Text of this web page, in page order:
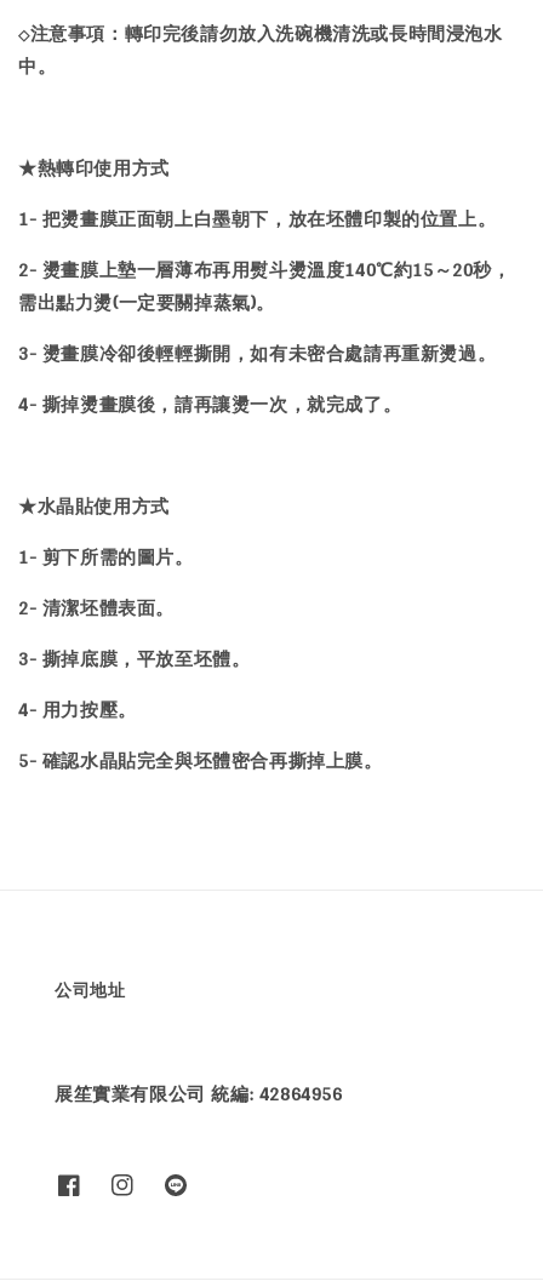
◇注意事項：轉印完後請勿放入洗碗機清洗或長時間浸泡水
中。
★熱轉印使用方式
1- 把燙畫膜正面朝上白墨朝下，放在坯體印製的位置上。
2- 燙畫膜上墊一層薄布再用熨斗燙溫度140℃約15～20秒，
需出點力燙(一定要關掉蒸氣)。
3- 燙畫膜冷卻後輕輕撕開，如有未密合處請再重新燙過。
4- 撕掉燙畫膜後，請再讓燙一次，就完成了。
★水晶貼使用方式
1- 剪下所需的圖片。
2- 清潔坯體表面。
3- 撕掉底膜，平放至坯體。
4- 用力按壓。
5- 確認水晶貼完全與坯體密合再撕掉上膜。
公司地址
展笙實業有限公司 統編: 42864956